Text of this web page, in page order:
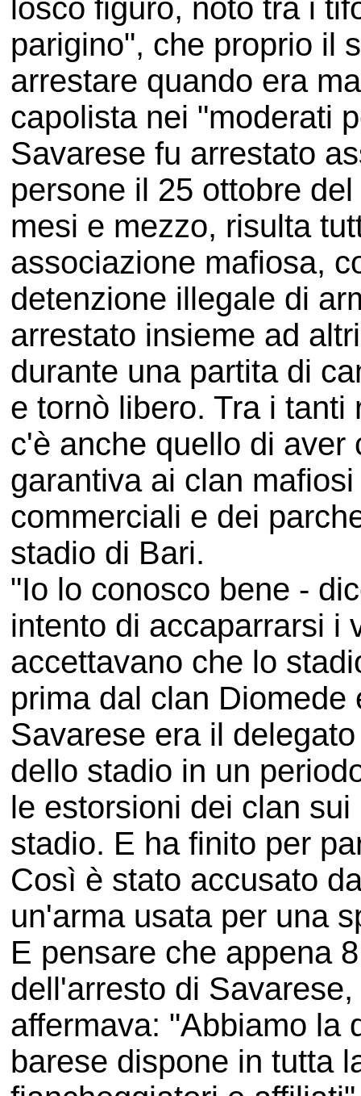
losco figuro, noto tra i
parigino", che proprio il
arrestare quando era
capolista nei "moderati
Savarese fu arrestato
persone il 25 ottobre
mesi e mezzo, risulta
associazione mafiosa,
detenzione illegale di
arrestato insieme ad
durante una partita di
e tornò libero. Tra i
c'è anche quello di aver
garantiva ai clan
commerciali e dei
stadio di Bari.
"Io lo conosco bene -
intento di accaparrarsi i
accettavano che lo
prima dal clan
Savarese era il
dello stadio in un
le estorsioni dei clan
stadio. E ha finito per
Così è stato accusato
un'arma usata per una
E pensare che appena
dell'arresto di
affermava: "Abbiamo la
barese dispone in tutta